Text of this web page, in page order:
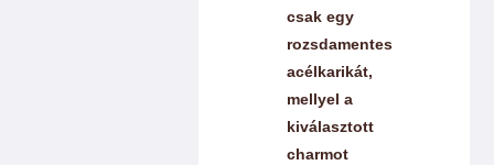
csak egy
rozsdamentes
acélkarikát,
mellyel a
kiválasztott
charmot